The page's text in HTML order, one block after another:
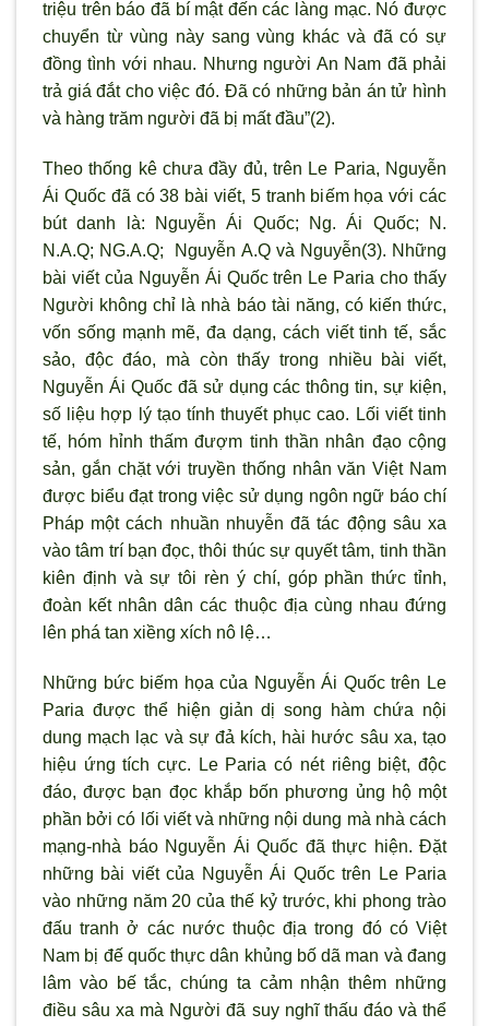
triệu trên báo đã bí mật đến các làng mạc. Nó được
chuyển từ vùng này sang vùng khác và đã có sự
đồng tình với nhau. Nhưng người An Nam đã phải
trả giá đắt cho việc đó. Ðã có những bản án tử hình
và hàng trăm người đã bị mất đầu”(2).
Theo thống kê chưa đầy đủ, trên Le Paria, Nguyễn
Ái Quốc đã có 38 bài viết, 5 tranh biếm họa với các
bút danh là: Nguyễn Ái Quốc; Ng. Ái Quốc; N.
N.A.Q; NG.A.Q; Nguyễn A.Q và Nguyễn(3). Những
bài viết của Nguyễn Ái Quốc trên Le Paria cho thấy
Người không chỉ là nhà báo tài năng, có kiến thức,
vốn sống mạnh mẽ, đa dạng, cách viết tinh tế, sắc
sảo, độc đáo, mà còn thấy trong nhiều bài viết,
Nguyễn Ái Quốc đã sử dụng các thông tin, sự kiện,
số liệu hợp lý tạo tính thuyết phục cao. Lối viết tinh
tế, hóm hỉnh thấm đượm tinh thần nhân đạo cộng
sản, gắn chặt với truyền thống nhân văn Việt Nam
được biểu đạt trong việc sử dụng ngôn ngữ báo chí
Pháp một cách nhuần nhuyễn đã tác động sâu xa
vào tâm trí bạn đọc, thôi thúc sự quyết tâm, tinh thần
kiên định và sự tôi rèn ý chí, góp phần thức tỉnh,
đoàn kết nhân dân các thuộc địa cùng nhau đứng
lên phá tan xiềng xích nô lệ…
Những bức biếm họa của Nguyễn Ái Quốc trên Le
Paria được thể hiện giản dị song hàm chứa nội
dung mạch lạc và sự đả kích, hài hước sâu xa, tạo
hiệu ứng tích cực. Le Paria có nét riêng biệt, độc
đáo, được bạn đọc khắp bốn phương ủng hộ một
phần bởi có lối viết và những nội dung mà nhà cách
mạng-nhà báo Nguyễn Ái Quốc đã thực hiện. Ðặt
những bài viết của Nguyễn Ái Quốc trên Le Paria
vào những năm 20 của thế kỷ trước, khi phong trào
đấu tranh ở các nước thuộc địa trong đó có Việt
Nam bị đế quốc thực dân khủng bố dã man và đang
lâm vào bế tắc, chúng ta cảm nhận thêm những
điều sâu xa mà Người đã suy nghĩ thấu đáo và thể